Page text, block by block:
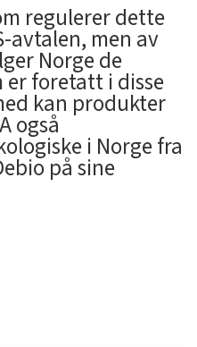
regulerer dette
avtalen, men av
Norge de
foretatt i disse
kan produkter
også
i Norge fra
på sine